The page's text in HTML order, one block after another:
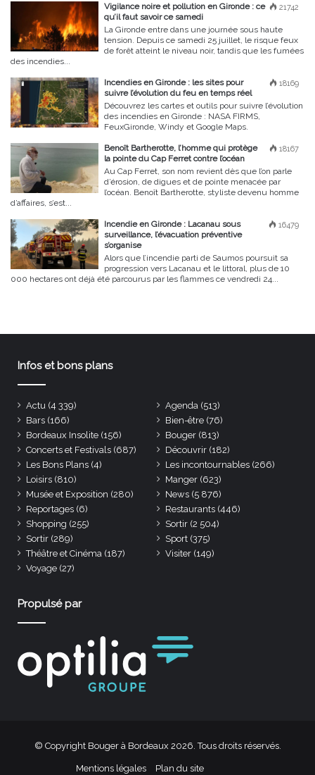
21742
Vigilance noire et pollution en Gironde : ce
qu’il faut savoir ce samedi
La Gironde entre dans une journée sous haute
tension. Depuis ce samedi 25 juillet, le risque feux
de forêt atteint le niveau noir, tandis que les fumées
des incendies...
18169
Incendies en Gironde : les sites pour
suivre l’évolution du feu en temps réel
Découvrez les cartes et outils pour suivre l’évolution
des incendies en Gironde : NASA FIRMS,
FeuxGironde, Windy et Google Maps.
18167
Benoît Bartherotte, l’homme qui protège
la pointe du Cap Ferret contre l’océan
Au Cap Ferret, son nom revient dès que l’on parle
d’érosion, de digues et de pointe menacée par
l’océan. Benoît Bartherotte, styliste devenu homme
d’affaires, s’est...
16479
Incendie en Gironde : Lacanau sous
surveillance, l’évacuation préventive
s’organise
Alors que l’incendie parti de Saumos poursuit sa
progression vers Lacanau et le littoral, plus de 10
000 hectares ont déjà été parcourus par les flammes ce vendredi 24...
Infos et bons plans
Actu (4 339) Agenda (513)
Bars (166) Bien-être (76)
Bordeaux Insolite (156) Bouger (813)
Concerts et Festivals (687) Découvrir (182)
Les Bons Plans (4) Les incontournables (266)
Loisirs (810) Manger (623)
Musée et Exposition (280) News (5 876)
Reportages (6) Restaurants (446)
Shopping (255) Sortir (2 504)
Sortir (289) Sport (375)
Théâtre et Cinéma (187) Visiter (149)
Voyage (27)
Propulsé par
© Copyright Bouger à Bordeaux 2026. Tous droits réservés.
Mentions légales Plan du site